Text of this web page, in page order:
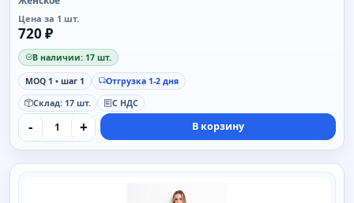
Цена за 1 шт.
720 ₽
В наличии: 17 шт.
MOQ 1 • шаг 1
Отгрузка 1-2 дня
Склад: 17 шт.
С НДС
- + В корзину
SAIMAA